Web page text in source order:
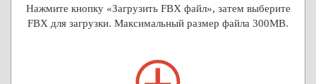
Нажмите кнопку «Загрузить FBX файл», затем выберите
FBX для загрузки. Максимальный размер файла 300MB.